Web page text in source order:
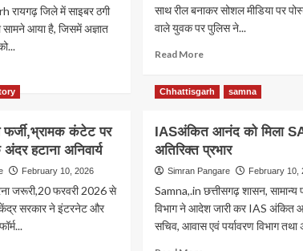
रायगढ़ जिले में साइबर ठगी
सामने आया है, जिसमें अज्ञात
साथ रील बनाकर सोशल मीडिया पर
वाले युवक पर पुलिस ने...
Read MoreRead
Raigarh
पर
गन
के
साथ
रील
पोस्ट
करने
वाले
कंटेट पर
हटाना अनिवार्य
February 10, 2026
जरूरी,20 फरवरी 2026 से
केंद्र सरकार ने इंटरनेट और
Chhattisgarh samna
IASअंकित आनंद को मिला
अतिरिक्त प्रभार
Simran Pangare February 10,
Samna,.in छत्तीसगढ़ शासन, सामान्य
विभाग ने आदेश जारी कर IAS अंकित
सचिव, आवास एवं पर्यावरण विभाग तथा